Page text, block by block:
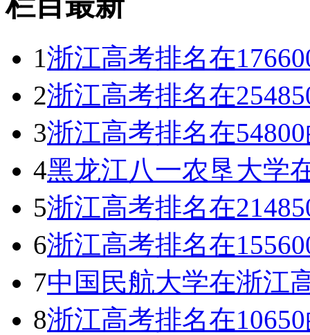
1浙江高考排名在
2浙江高考排名在
3浙江高考排名在
4黑龙江八一农垦大学
5浙江高考排名在
6浙江高考排名在
7中国民航大学在浙江
8浙江高考排名在